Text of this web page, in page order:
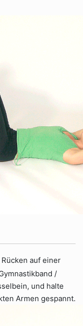
auf einer
/
und halte
Armen gespannt.